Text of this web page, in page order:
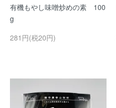
有機もやし味噌炒めの素 100
g
281円(税20円)